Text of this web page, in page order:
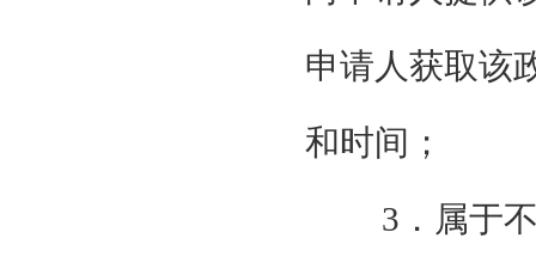
申请人获取该
和时间；
3．属于